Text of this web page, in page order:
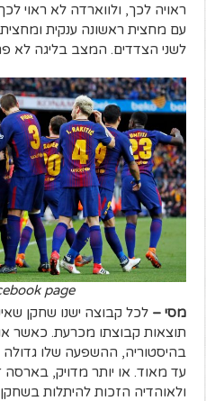
ראויה לכך, ולווארדה לא ראוי
עם מחצית ראשונה ענקית
לשני הצדדים. המצב בליגה לא
page
מסי – לכל קבוצה ישנו שחקן
תוצאות קבוצתו מכרעת. כאשר
בהיסטוריה, ההשפעה שלו גדולה
עד מאוד. או יותר מדויק, בארסה
ולאוהדיה הזכות להיתלות